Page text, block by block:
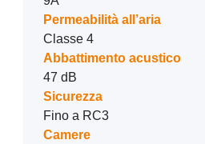
Permeabilità all’aria
Classe 4
Abbattimento acustico
47 dB
Sicurezza
Fino a RC3
Camere